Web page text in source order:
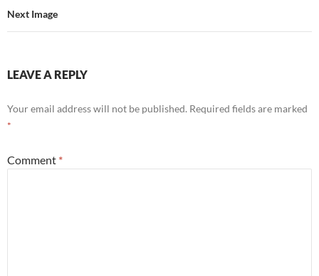
Next Image
LEAVE A REPLY
Your email address will not be published. Required fields are marked
*
Comment *